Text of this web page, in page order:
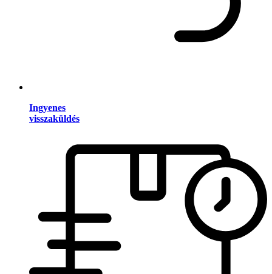
Ingyenes
visszaküldés